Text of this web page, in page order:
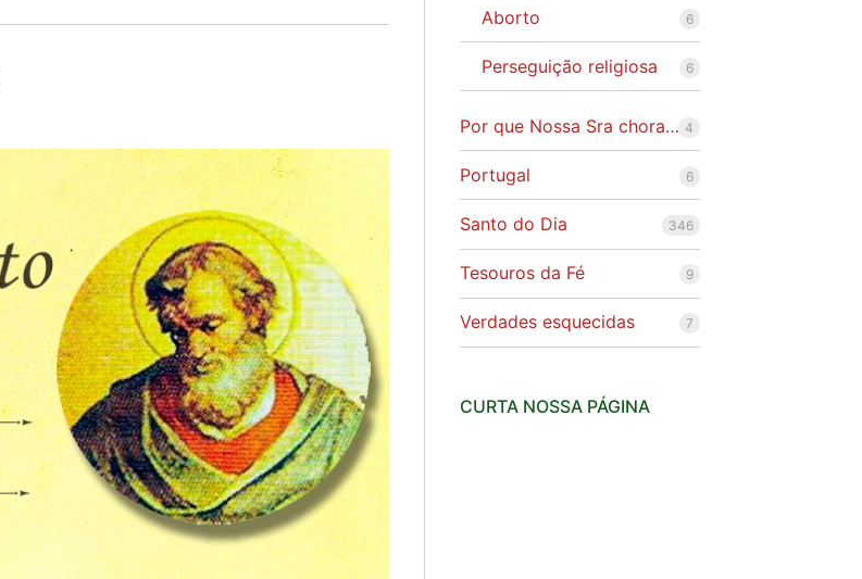
Aborto 6
Perseguição religiosa 6
Por que Nossa Sra chora… 4
Portugal 6
Santo do Dia 346
Tesouros da Fé 9
Verdades esquecidas 7
CURTA NOSSA PÁGINA